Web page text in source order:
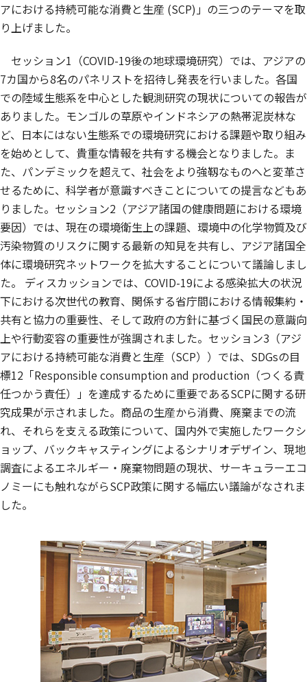
アにおける持続可能な消費と生産 (SCP)」の三つのテーマを取
り上げました。
セッション1（COVID-19後の地球環境研究）では、アジアの
7カ国から8名のパネリストを招待し発表を行いました。各国
での陸域生態系を中心とした観測研究の現状についての報告が
ありました。モンゴルの草原やインドネシアの熱帯泥炭林な
ど、日本にはない生態系での環境研究における課題や取り組み
を始めとして、貴重な情報を共有する機会となりました。ま
た、パンデミックを超えて、社会をより強靱なものへと変革さ
せるために、科学者が意識すべきことについての提言などもあ
りました。セッション2（アジア諸国の健康問題における環境
要因）では、現在の環境衛生上の課題、環境中の化学物質及び
汚染物質のリスクに関する最新の知見を共有し、アジア諸国全
体に環境研究ネットワークを拡大することについて議論しまし
た。 ディスカッションでは、COVID-19による感染拡大の状況
下における次世代の教育、関係する省庁間における情報集約・
共有と協力の重要性、そして政府の方針に基づく国民の意識向
上や行動変容の重要性が強調されました。セッション3（アジ
アにおける持続可能な消費と生産（SCP））では、SDGsの目
標12「Responsible consumption and production（つくる責
任つかう責任）」を達成するために重要であるSCPに関する研
究成果が示されました。商品の生産から消費、廃棄までの流
れ、それらを支える政策について、国内外で実施したワークシ
ョップ、バックキャスティングによるシナリオデザイン、現地
調査によるエネルギー・廃棄物問題の現状、サーキュラーエコ
ノミーにも触れながらSCP政策に関する幅広い議論がなされま
した。